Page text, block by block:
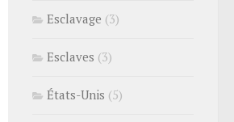
Esclavage (3)
Esclaves (3)
États-Unis (5)